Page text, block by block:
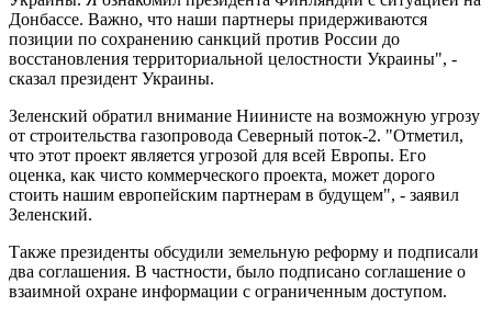
Донбассе. Важно, что наши партнеры придерживаются
позиции по сохранению санкций против России до
восстановления территориальной целостности Украины", -
сказал президент Украины.
Зеленский обратил внимание Ниинисте на возможную угрозу
от строительства газопровода Северный поток-2. "Отметил,
что этот проект является угрозой для всей Европы. Его
оценка, как чисто коммерческого проекта, может дорого
стоить нашим европейским партнерам в будущем", - заявил
Зеленский.
Также президенты обсудили земельную реформу и подписали
два соглашения. В частности, было подписано соглашение о
взаимной охране информации с ограниченным доступом.